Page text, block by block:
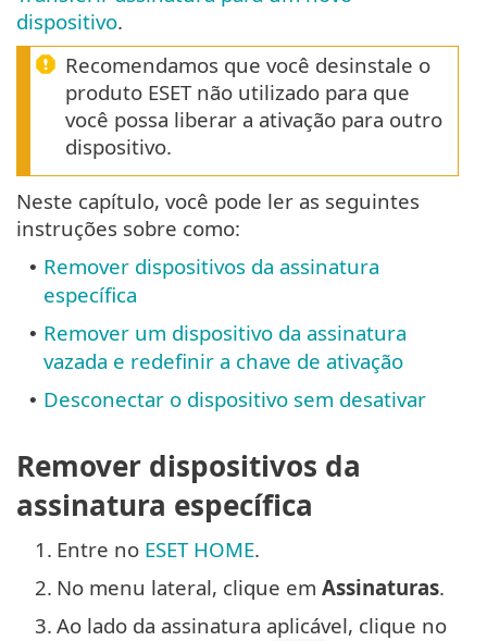
dispositivo.
Recomendamos que você desinstale o
produto ESET não utilizado para que
você possa liberar a ativação para outro
dispositivo.
Neste capítulo, você pode ler as seguintes
instruções sobre como:
• Remover dispositivos da assinatura
específica
• Remover um dispositivo da assinatura
vazada e redefinir a chave de ativação
• Desconectar o dispositivo sem desativar
Remover dispositivos da
assinatura específica
1. Entre no ESET HOME.
2. No menu lateral, clique em Assinaturas.
3. Ao lado da assinatura aplicável, clique no